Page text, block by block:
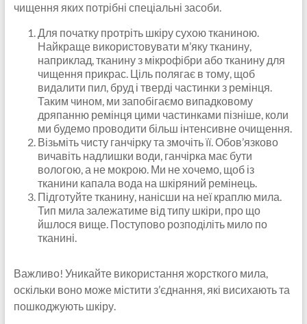
чищення яких потрібні спеціальні засоби.
Для початку протріть шкіру сухою тканиною.
Найкраще використовувати м’яку тканину,
наприклад, тканину з мікрофібри або тканину для
чищення прикрас. Ціль полягає в тому, щоб
видалити пил, бруд і тверді частинки з ремінця.
Таким чином, ми запобігаємо випадковому
дряпанню ремінця цими частинками пізніше, коли
ми будемо проводити більш інтенсивне очищення.
Візьміть чисту ганчірку та змочіть її. Обов’язково
вичавіть надлишки води, ганчірка має бути
вологою, а не мокрою. Ми не хочемо, щоб із
тканини капала вода на шкіряний ремінець.
Підготуйте тканину, нанісши на неї краплю мила.
Тип мила залежатиме від типу шкіри, про що
йшлося вище. Поступово розподіліть мило по
тканині.
Важливо! Уникайте використання жорсткого мила,
оскільки воно може містити з’єднання, які висихають та
пошкоджують шкіру.